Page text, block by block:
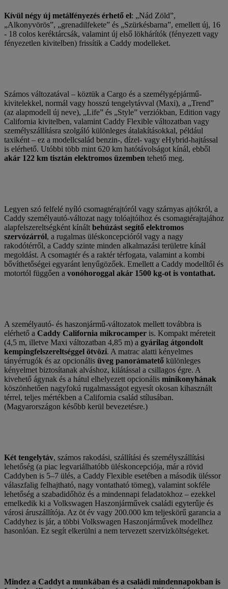
Kívül négy új metálfényezés érhető el: „Nád Zöld”,
„Alkonyvörös”, „grenadilfekete” és „Szürkésbarna”, emellett új, 16
- 18 colos keréktárcsák, valamint új első lökhárítók (fényezett vagy
fényezetlen kivitelben) frissítik a Caddy modelleket.
Számos változatával – köztük a Cargo és a személygépjármű-
kivitelekkel, normál vagy hosszú tengelytávval (Maxi), a „Trend”
(az alapmodell új neve), „Life” és „Style” verziókban, Edition vagy
California kivitelben, valamint Caddy Flexible változatban vagy
személyszállításra szolgáló különleges átalakításokkal, például
taxiként – ez a modellcsalád benzin-, dízel- vagy eHybrid-hajtással
is elérhető. Utóbbi több mint 620 km hatótávolságot kínál, ebből
akár 122 km tisztán elektromos üzemben tehető meg.
Legyen szó felfelé nyíló csomagtérajtóról vagy szárnyas ajtókról, a
Caddy személyautó-változat nagy tolóajtóihoz és csomagtérajtajához
alapfelszereltségként kínált behúzást segítő elektromos
szervózárról, a rugalmas üléskoncepcióról vagy a nagy
rakodótérről, a Caddy szinte minden alkalmazási területre kínál
megoldást. A csomagtér és a raktér térfogata, valamint a kombi
bővíthetőségei egyaránt lenyűgözőek. Emellett a Caddy modelltől és
motortól függően a vonóhoroggal akár 1500 kg-ot is vontathat.
A személyautó- és haszonjármű-változatok mellett továbbra is
elérhető a Caddy California mikrocamper is. Kompakt méreteit
(4,5 m, illetve Maxi változatban 4,85 m) a gyárilag átgondolt
kempingfelszereltséggel ötvözi. A matrac alatti kényelmes
tányérrugók és az opcionális üveg panorámatető különleges
kényelmet biztosítanak alváshoz, kilátással a csillagos égre. A
kivehető ágynak és a hátul elhelyezett opcionális minikonyhának
köszönhetően nagyfokú rugalmasságot egyesít okosan kihasznált
térrel, teljes mértékben a California család stílusában.
(Magyarországon később kerül bevezetésre.)
Két tengelytáv, számos rakodási, szállítási és személyszállítási
lehetőség (a piac legvariálhatóbb üléskoncepciója, már a rövid
Caddyben is 5–7 ülés, a Caddy Flexible esetében a második üléssor
válaszfalig felhajtható, nagy vontatható tömeg), valamint sokféle
lehetőség a szabadidőhöz és a mindennapi feladatokhoz – ezekkel
emelkedik ki a Volkswagen Haszonjárművek családi egyterűje és
városi áruszállítója. Az öt év vagy 200.000 km teljeskörű garancia a
Caddyhez is jár, a többi Volkswagen Haszonjárművek modellhez
hasonlóan. Ez segít elkerülni a nem tervezett szervizköltségeket.
Mindez a Caddyt a munkában és a családi mindennapokban is